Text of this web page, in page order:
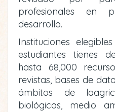
profesionales en
desarrollo.
Instituciones
estudiantes tienes
hasta 68,000
revistas, bases de
ámbitos de
biológicas, medio